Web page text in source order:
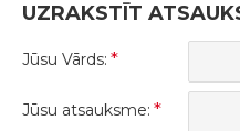
UZRAKSTĪT
Jūsu Vārds:
Jūsu atsauksme: